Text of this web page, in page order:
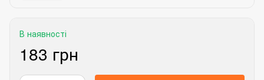
В наявності
183 грн